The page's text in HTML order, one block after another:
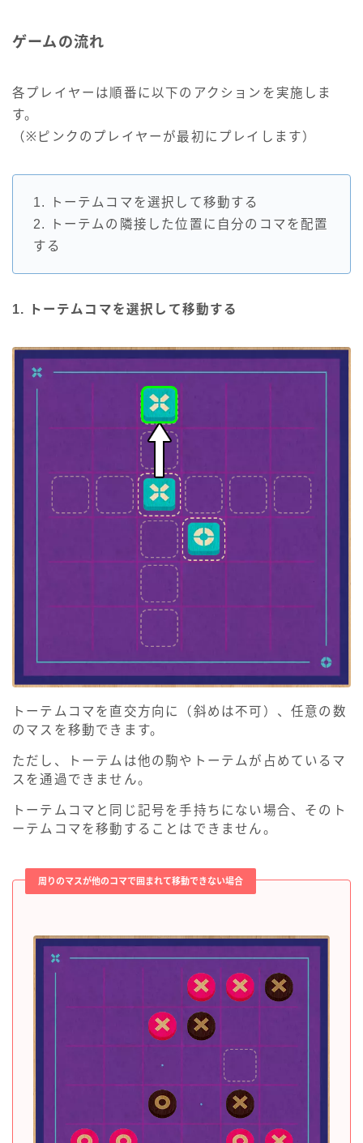
ゲームの流れ
各プレイヤーは順番に以下のアクションを実施しま
す。
（※ピンクのプレイヤーが最初にプレイします）
1. トーテムコマを選択して移動する
2. トーテムの隣接した位置に自分のコマを配置
する
1. トーテムコマを選択して移動する
トーテムコマを直交方向に（斜めは不可）、任意の数
のマスを移動できます。
ただし、トーテムは他の駒やトーテムが占めているマ
スを通過できません。
トーテムコマと同じ記号を手持ちにない場合、そのト
ーテムコマを移動することはできません。
周りのマスが他のコマで囲まれて移動できない場合